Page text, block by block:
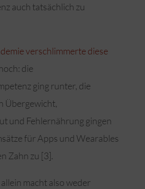
auch tatsächlich zu
verschlimmerte diese
die
ging runter, die
Übergewicht,
und Fehlernährung gingen
für Apps und Wearables
Zahn zu [3].
macht also weder